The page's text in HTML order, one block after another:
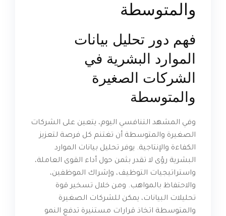
والمتوسطة
فهم دور تحليل بيانات
الموارد البشرية في
الشركات الصغيرة
والمتوسطة
وفي المشهد التنافسي اليوم، يتعين على الشركات
الصغيرة والمتوسطة أن تغتنم كل فرصة لتعزيز
الكفاءة والإنتاجية. يوفر تحليل بيانات الموارد
البشرية رؤى لا تقدر بثمن حول أداء القوى العاملة،
واستراتيجيات التوظيف، وإشراك الموظفين،
والاحتفاظ بالمواهب. ومن خلال تسخير قوة
تحليلات البيانات، يمكن للشركات الصغيرة
والمتوسطة اتخاذ قرارات مستنيرة تدفع النمو